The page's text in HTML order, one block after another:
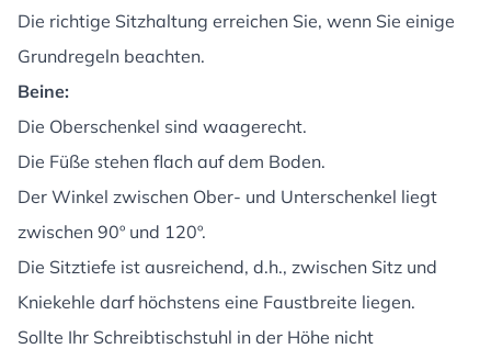
Die richtige Sitzhaltung erreichen Sie, wenn Sie einige
Grundregeln beachten.
Beine:
Die Oberschenkel sind waagerecht.
Die Füße stehen flach auf dem Boden.
Der Winkel zwischen Ober- und Unterschenkel liegt
zwischen 90º und 120º.
Die Sitztiefe ist ausreichend, d.h., zwischen Sitz und
Kniekehle darf höchstens eine Faustbreite liegen.
Sollte Ihr Schreibtischstuhl in der Höhe nicht